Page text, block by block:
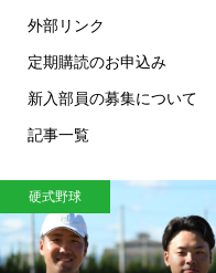
外部リンク
定期購読のお申込み
新入部員の募集について
記事一覧
硬式野球